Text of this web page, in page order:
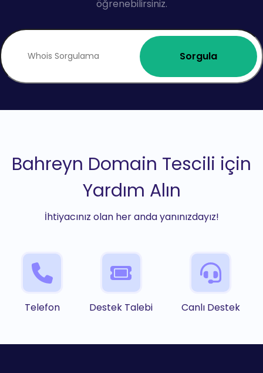
öğrenebilirsiniz.
Sorgula
Bahreyn Domain Tescili için
Yardım Alın
İhtiyacınız olan her anda yanınızdayız!
Telefon Destek Talebi Canlı Destek